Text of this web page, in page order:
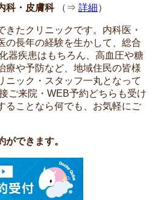
科・皮膚科（⇒ 詳細）
きたクリニックです。内科医・
の長年の経験を生かして、総合
器疾患はもちろん、高血圧や糖
療や予防など、地域住民の皆様
ニック・スタッフ一丸となって
ご来院・WEB予約どちらも受け
ることなら何でも、お気軽にご
できます。